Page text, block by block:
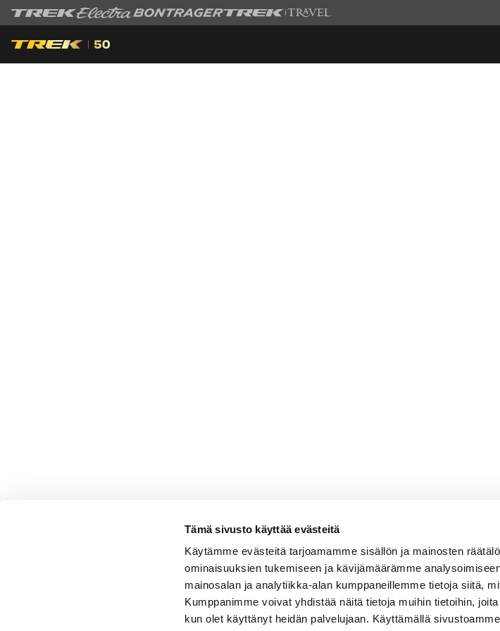
Tämä sivusto käyttää evästeitä
Käytämme evästeitä tarjoamamme sisällön ja mainosten
ominaisuuksien tukemiseen ja kävijämäärämme
mainosalan ja analytiikka-alan kumppaneillemme tietoja siitä,
Kumppanimme voivat yhdistää näitä tietoja muihin tietoihin,
kun olet käyttänyt heidän palvelujaan. Käyttämällä